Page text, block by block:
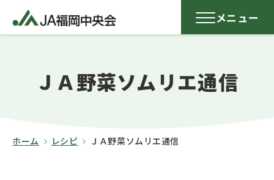
メニュー
ＪＡ野菜ソムリエ通信
ホーム レシピ ＪＡ野菜ソムリエ通信